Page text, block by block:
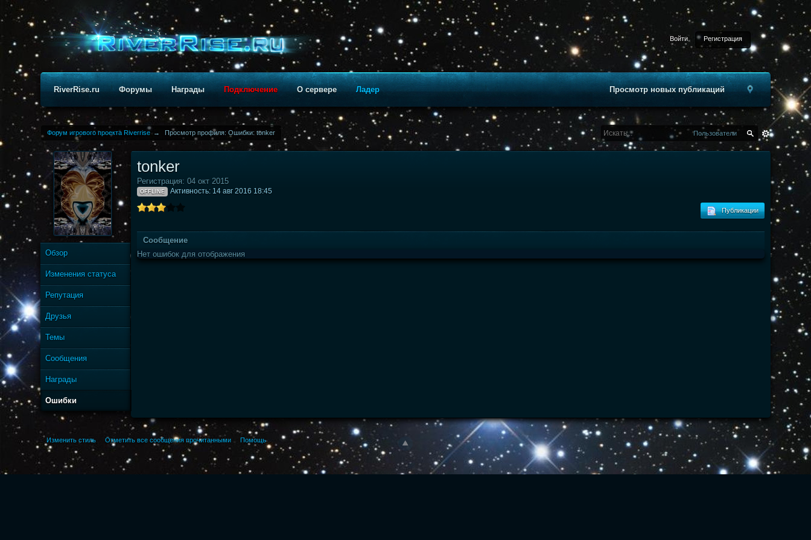
Войти Регистрация
Просмотр новых публикаций
RiverRise.ru Форумы Награды Подключение О сервере Ладер
Форум игрового проекта Riverrise → Просмотр профиля: Ошибки: tonker Пользователи
Обзор
Изменения статуса
Репутация
Друзья
Темы
Сообщения
Награды
Ошибки
tonker
Регистрация: 04 окт 2015
OFFLINE Активность: 14 авг 2016 18:45
Публикации
Сообщение
Нет ошибок для отображения
Изменить стиль Отметить все сообщения прочитанными Помощь